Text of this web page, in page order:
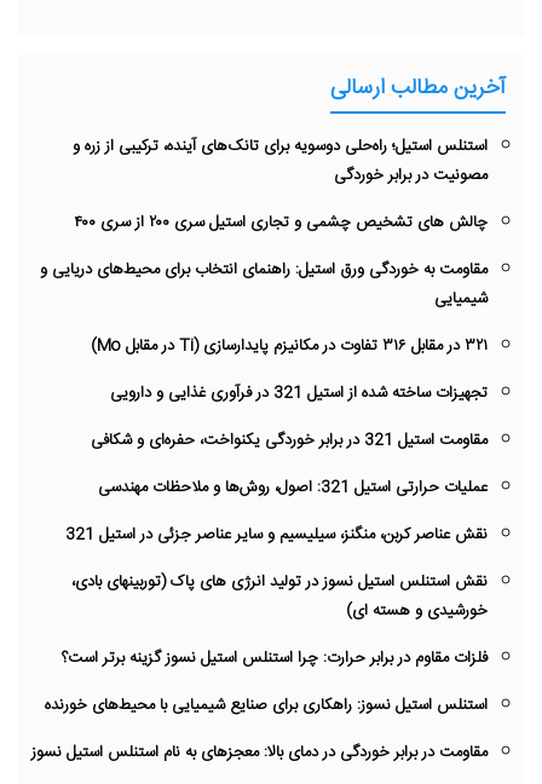
آخرین مطالب ارسالی
استنلس استیل؛ راه‌حلی دوسویه برای تانک‌های آینده، ترکیبی از زره و
مصونیت در برابر خوردگی
چالش های تشخیص چشمی و تجاری استیل سری ۲۰۰ از سری ۴۰۰
مقاومت به خوردگی ورق استیل: راهنمای انتخاب برای محیط‌های دریایی و
شیمیایی
۳۲۱ در مقابل ۳۱۶ تفاوت در مکانیزم پایدارسازی (Ti در مقابل Mo)
تجهیزات ساخته شده از استیل 321 در فرآوری غذایی و دارویی
مقاومت استیل 321 در برابر خوردگی یکنواخت، حفره‌ای و شکافی
عملیات حرارتی استیل 321: اصول، روش‌ها و ملاحظات مهندسی
نقش عناصر کربن، منگنز، سیلیسیم و سایر عناصر جزئی در استیل 321
نقش استنلس استیل نسوز در تولید انرژی های پاک (توربینهای بادی،
خورشیدی و هسته ای)
فلزات مقاوم در برابر حرارت: چرا استنلس استیل نسوز گزینه برتر است؟
استنلس استیل نسوز: راهکاری برای صنایع شیمیایی با محیط‌های خورنده
مقاومت در برابر خوردگی در دمای بالا: معجزهای به نام استنلس استیل نسوز